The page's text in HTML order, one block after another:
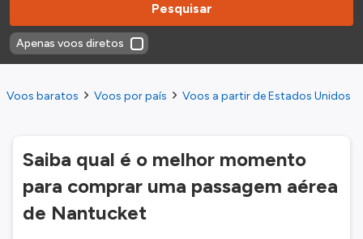
Pesquisar
Apenas voos diretos
Voos baratos Voos por país Voos a partir de Estados Unidos
Saiba qual é o melhor momento
para comprar uma passagem aérea
de Nantucket